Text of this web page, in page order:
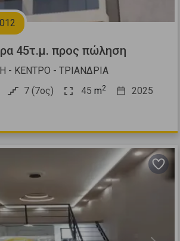
45τ.μ. προς πώληση
- ΚΕΝΤΡΟ - ΤΡΙΑΝΔΡΙΑ
7 (7ος) 45 m2 2025